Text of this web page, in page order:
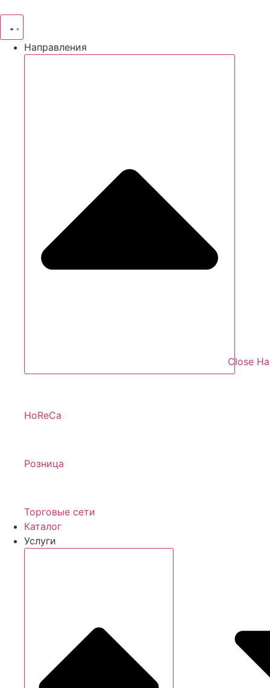
Направления
Close
HoReCa
Розница
Торговые сети
Каталог
Услуги